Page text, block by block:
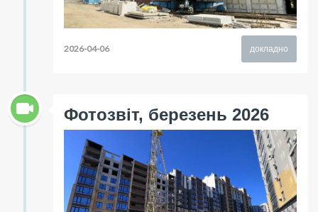
докладно
2026-04-06
Фотозвіт, березень 2026